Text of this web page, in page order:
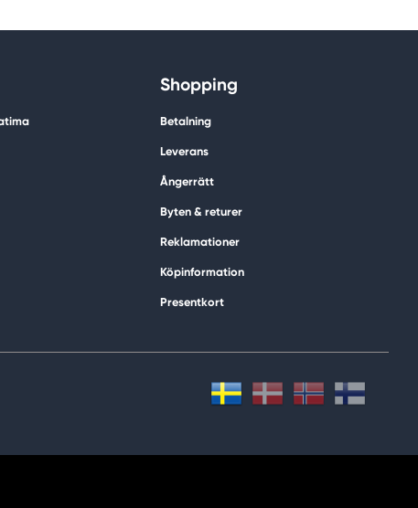
Shopping
Betalning
Leverans
Ångerrätt
Byten & returer
Reklamationer
Köpinformation
Presentkort